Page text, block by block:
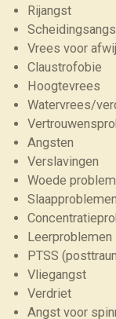
Rijangst
Vrees voor
Claustrofobie
Hoogtevrees
Watervrees/
Angsten
Verslavingen
Woede
Slaapproblemen
Leerproblemen
PTSS
Vliegangst
Verdriet
Angst voor